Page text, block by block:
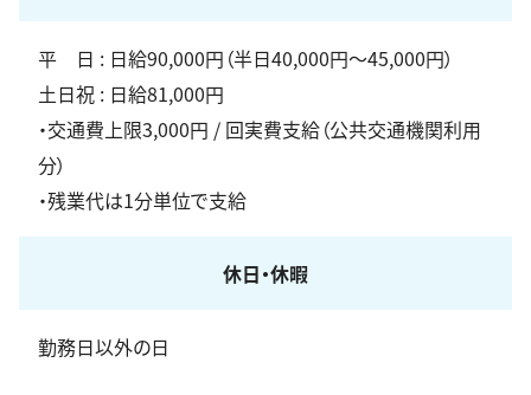
平 日 : 日給90,000円（半日40,000円～45,000円）
土日祝 : 日給81,000円
・交通費上限3,000円 / 回実費支給（公共交通機関利用
分）
・残業代は1分単位で支給
休日・休暇
勤務日以外の日